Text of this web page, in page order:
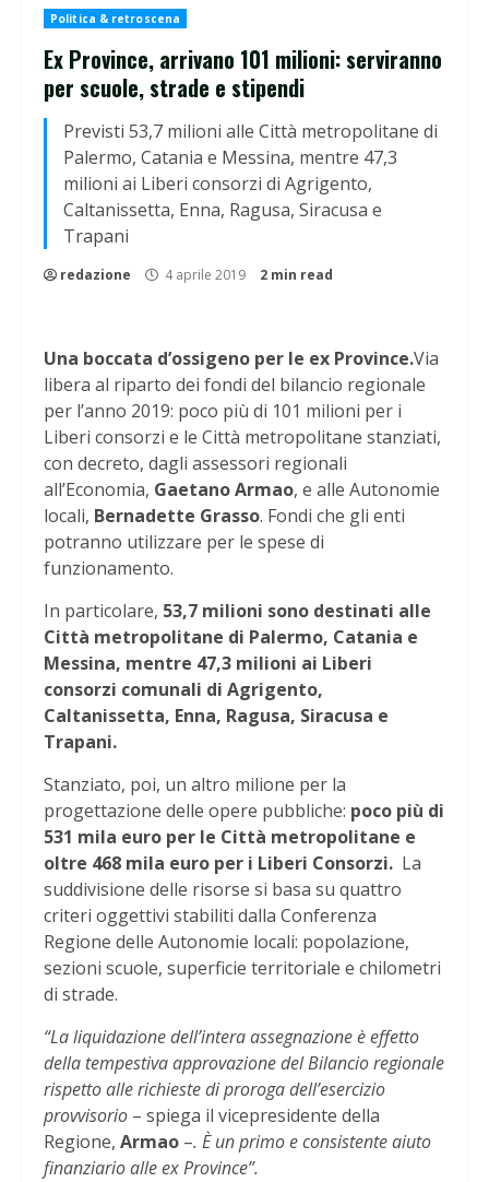
Politica & retroscena
Ex Province, arrivano 101 milioni: serviranno
per scuole, strade e stipendi
Previsti 53,7 milioni alle Città metropolitane di
Palermo, Catania e Messina, mentre 47,3
milioni ai Liberi consorzi di Agrigento,
Caltanissetta, Enna, Ragusa, Siracusa e
Trapani
redazione 4 aprile 2019 2 min read
Una boccata d’ossigeno per le ex Province.Via
libera al riparto dei fondi del bilancio regionale
per l’anno 2019: poco più di 101 milioni per i
Liberi consorzi e le Città metropolitane stanziati,
con decreto, dagli assessori regionali
all’Economia, Gaetano Armao, e alle Autonomie
locali, Bernadette Grasso. Fondi che gli enti
potranno utilizzare per le spese di
funzionamento.
In particolare, 53,7 milioni sono destinati alle
Città metropolitane di Palermo, Catania e
Messina, mentre 47,3 milioni ai Liberi
consorzi comunali di Agrigento,
Caltanissetta, Enna, Ragusa, Siracusa e
Trapani.
Stanziato, poi, un altro milione per la
progettazione delle opere pubbliche: poco più di
531 mila euro per le Città metropolitane e
oltre 468 mila euro per i Liberi Consorzi. La
suddivisione delle risorse si basa su quattro
criteri oggettivi stabiliti dalla Conferenza
Regione delle Autonomie locali: popolazione,
sezioni scuole, superficie territoriale e chilometri
di strade.
“La liquidazione dell’intera assegnazione è effetto
della tempestiva approvazione del Bilancio regionale
rispetto alle richieste di proroga dell’esercizio
provvisorio – spiega il vicepresidente della
Regione, Armao –. È un primo e consistente aiuto
finanziario alle ex Province”.